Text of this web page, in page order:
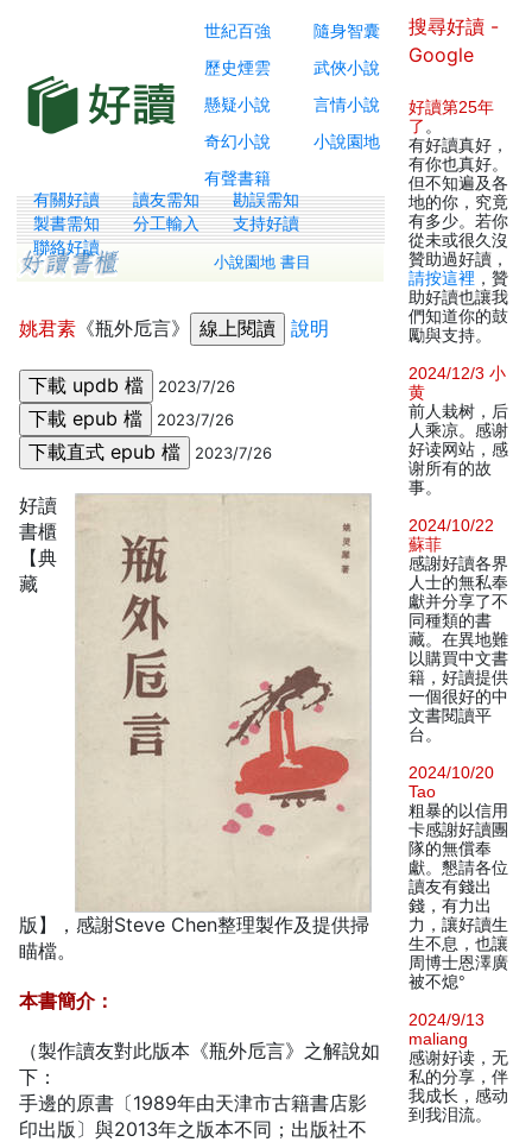
世紀百強
隨身智囊
歷史煙雲
武俠小說
懸疑小說
言情小說
奇幻小說
小說園地
有聲書籍
有關好讀 讀友需知
勘誤需知
製書需知
分工輸入
支持好讀
聯絡好讀
小說園地 書目
姚君素 《瓶外卮言》 說明
2023/7/26
2023/7/26
2023/7/26
好讀
書櫃
【典
藏
版】，感謝Steve Chen整理製作及提供掃
瞄檔。
本書簡介：
（製作讀友對此版本《瓶外卮言》之解說如
下：
手邊的原書〔1989年由天津市古籍書店影
印出版〕與2013年之版本不同；出版社不
搜尋好讀 -
Google
好讀第25年
了 。
有好讀真好，
有你也真好。
但不知遍及各
地的你，究竟
有多少。若你
從未或很久沒
贊助過好讀，
請按這裡 ，贊
助好讀也讓我
們知道你的鼓
勵與支持。
2024/12/3 小
黄
前人栽树，后
人乘凉。感谢
好读网站，感
谢所有的故
事。
2024/10/22
蘇菲
感謝好讀各界
人士的無私奉
獻并分享了不
同種類的書
藏。在異地難
以購買中文書
籍，好讀提供
一個很好的中
文書閱讀平
台。
2024/10/20
Tao
粗暴的以信用
卡感謝好讀團
隊的無償奉
獻。懇請各位
讀友有錢出
錢，有力出
力，讓好讀生
生不息，也讓
周博士恩澤廣
被不熄°
2024/9/13
maliang
感谢好读，无
私的分享，伴
我成长，感动
到我泪流。